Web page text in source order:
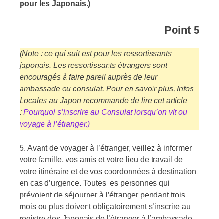
pour les Japonais.)
Point 5
(Note : ce qui suit est pour les ressortissants
japonais. Les ressortissants étrangers sont
encouragés à faire pareil auprès de leur
ambassade ou consulat. Pour en savoir plus, Infos
Locales au Japon recommande de lire cet article
: Pourquoi s’inscrire au Consulat lorsqu’on vit ou
voyage à l’étranger.)
5. Avant de voyager à l’étranger, veillez à informer
votre famille, vos amis et votre lieu de travail de
votre itinéraire et de vos coordonnées à destination,
en cas d’urgence. Toutes les personnes qui
prévoient de séjourner à l’étranger pendant trois
mois ou plus doivent obligatoirement s’inscrire au